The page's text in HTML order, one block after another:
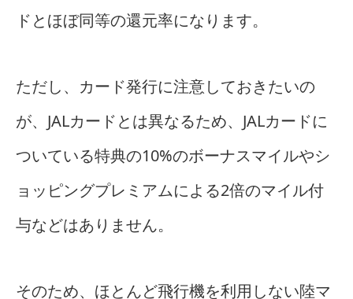
ドとほぼ同等の還元率になります。
ただし、カード発行に注意しておきたいの
が、JALカードとは異なるため、JALカードに
ついている特典の10%のボーナスマイルやシ
ョッピングプレミアムによる2倍のマイル付
与などはありません。
そのため、ほとんど飛行機を利用しない陸マ